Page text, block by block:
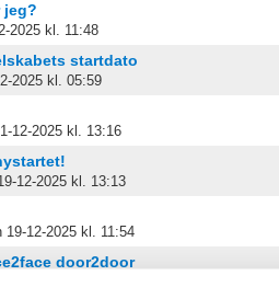
jeg?
2025 kl. 11:48
startdato
2025 kl. 05:59
12-2025 kl. 13:16
12-2025 kl. 13:13
19-12-2025 kl. 11:54
door2door